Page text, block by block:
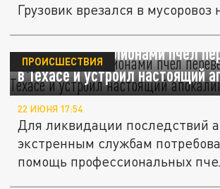
Грузовик врезался в мусоровоз
Грузовик с миллионами пчел
в Техасе и устроил настоящий
ПРОИСШЕСТВИЯ
22 ИЮНЯ 17:54
Для ликвидации последствий
экстренным службам
помощь профессиональных